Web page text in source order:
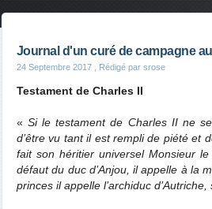
Journal d'un curé de campagne
24 Septembre 2017 , Rédigé par srose
Testament de Charles II
«Si le testament de Charles II ne
d’être vu tant il est rempli de piété et
fait son héritier universel Monsieur
défaut du duc d’Anjou, il appelle à la
princes il appelle l’archiduc